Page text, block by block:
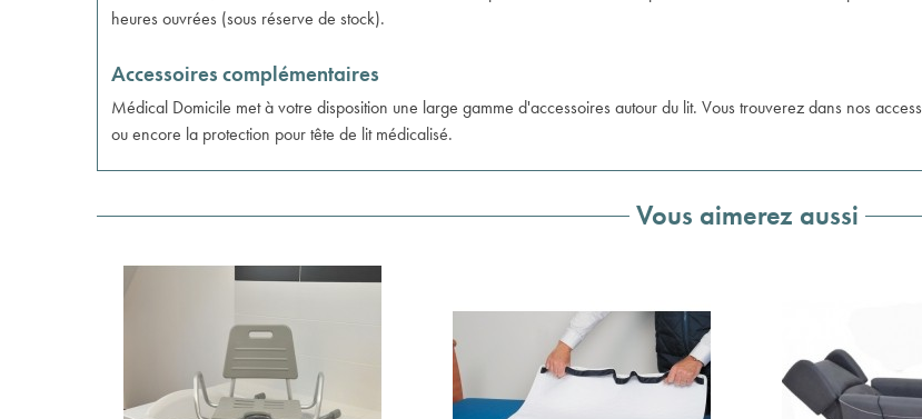
heures ouvrées (sous réserve de stock).
Accessoires complémentaires
Médical Domicile met à votre disposition une large gamme d'accessoires autour du lit. Vous trouverez dans nos
ou encore la protection pour tête de lit médicalisé.
Vous aimerez aussi